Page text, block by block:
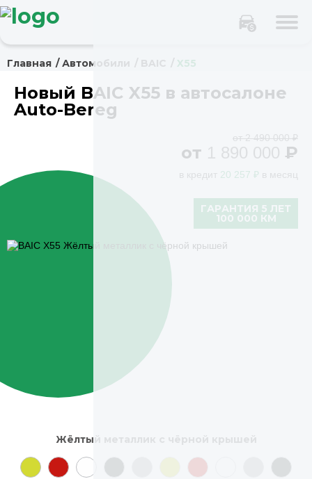
Главная Автомобили X55
Новый BAIC X55 в автосалоне
Auto-Bereg
от 2 490 000 ₽
от 1 890 000 ₽
в кредит 20 257 ₽ в месяц
ГАРАНТИЯ 5 ЛЕТ
100 000 КМ
Жёлтый металлик с чёрной крышей